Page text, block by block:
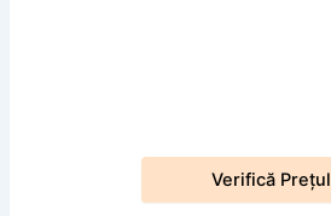
Verifică Prețul